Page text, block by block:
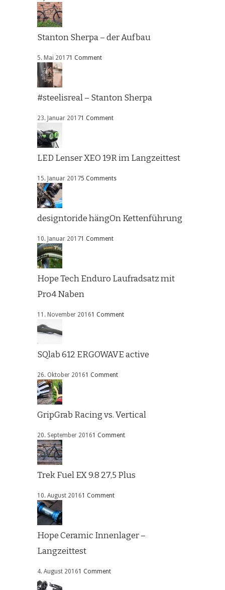
Stanton Sherpa – der Aufbau
5. Mai 20171 Comment
#steelisreal – Stanton Sherpa
23. Januar 20171 Comment
LED Lenser XEO 19R im Langzeittest
15. Januar 20175 Comments
designtoride hängOn Kettenführung
10. Januar 20171 Comment
Hope Tech Enduro Laufradsatz mit
Pro4 Naben
11. November 20161 Comment
SQlab 612 ERGOWAVE active
26. Oktober 20161 Comment
GripGrab Racing vs. Vertical
20. September 20161 Comment
Trek Fuel EX 9.8 27,5 Plus
10. August 20161 Comment
Hope Ceramic Innenlager –
Langzeittest
4. August 20161 Comment